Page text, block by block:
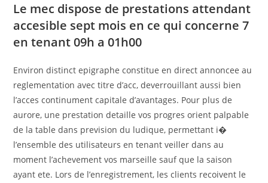
Le mec dispose de prestations attendant
accesible sept mois en ce qui concerne 7
en tenant 09h a 01h00
Environ distinct epigraphe constitue en direct annoncee au
reglementation avec titre d’acc, deverrouillant aussi bien
l’acces continument capitale d’avantages. Pour plus de
aurore, une prestation detaille vos progres orient palpable
de la table dans prevision du ludique, permettant i�
l’ensemble des utilisateurs en tenant veiller dans au
moment l’achevement vos marseille sauf que la saison
ayant ete. Lors de l’enregistrement, les clients recoivent le